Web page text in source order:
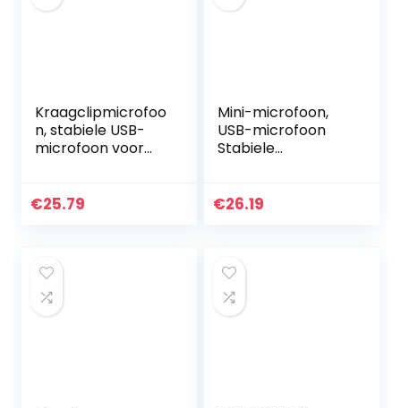
Kraagclipmicrofoo
n, stabiele USB-
microfoon voor
uitzendingseffecte
€25.79
Mini-microfoon,
USB-microfoon
Stabiele
microfoon Plug-
€26.19